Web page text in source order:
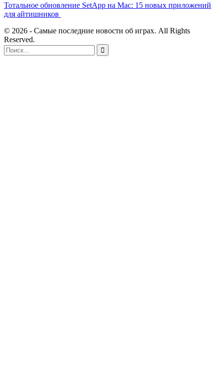
Тотальное обновление SetApp на Mac: 15 новых приложений
для айтишников
© 2026 - Самые последние новости об играх. All Rights
Reserved.